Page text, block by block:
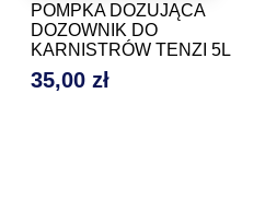
POMPKA DOZUJĄCA
DOZOWNIK DO
KARNISTRÓW TENZI 5L
Cena
35,00 zł